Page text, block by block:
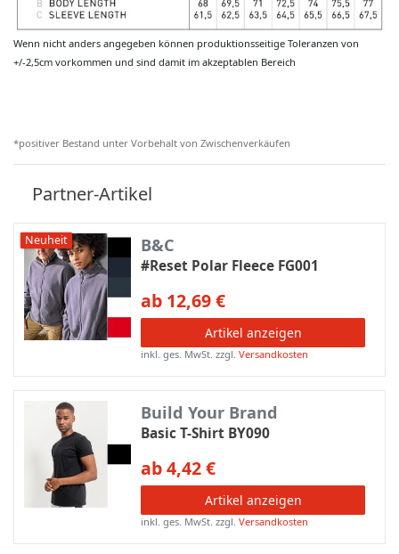
Wenn nicht anders angegeben können produktionsseitige Toleranzen von
+/-2,5cm vorkommen und sind damit im akzeptablen Bereich
*positiver Bestand unter Vorbehalt von Zwischenverkäufen
Partner-Artikel
Neuheit B&C
#Reset Polar Fleece FG001
ab 12,69 €
Artikel anzeigen
inkl. ges. MwSt. zzgl.Versandkosten
Build Your Brand
Basic T-Shirt BY090
ab 4,42 €
Artikel anzeigen
inkl. ges. MwSt. zzgl.Versandkosten